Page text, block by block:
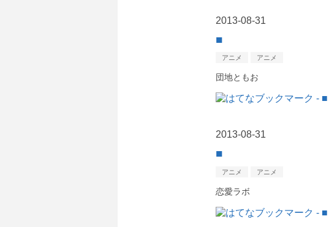
2013-08-31
■
アニメ アニメ
団地ともお
2013-08-31
■
アニメ アニメ
恋愛ラボ